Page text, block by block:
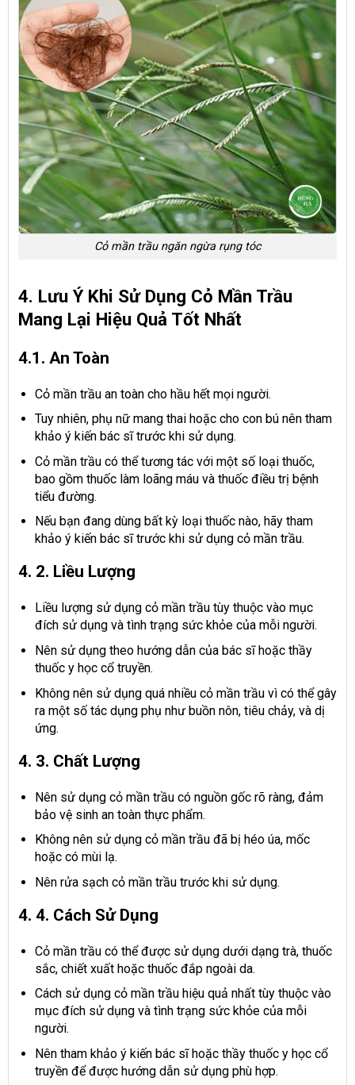
Cỏ mần trầu ngăn ngừa rụng tóc
4. Lưu Ý Khi Sử Dụng Cỏ Mần Trầu
Mang Lại Hiệu Quả Tốt Nhất
4.1. An Toàn
Cỏ mần trầu an toàn cho hầu hết mọi người.
Tuy nhiên, phụ nữ mang thai hoặc cho con bú nên tham
khảo ý kiến ​​bác sĩ trước khi sử dụng.
Cỏ mần trầu có thể tương tác với một số loại thuốc,
bao gồm thuốc làm loãng máu và thuốc điều trị bệnh
tiểu đường.
Nếu bạn đang dùng bất kỳ loại thuốc nào, hãy tham
khảo ý kiến ​​bác sĩ trước khi sử dụng cỏ mần trầu.
4. 2. Liều Lượng
Liều lượng sử dụng cỏ mần trầu tùy thuộc vào mục
đích sử dụng và tình trạng sức khỏe của mỗi người.
Nên sử dụng theo hướng dẫn của bác sĩ hoặc thầy
thuốc y học cổ truyền.
Không nên sử dụng quá nhiều cỏ mần trầu vì có thể gây
ra một số tác dụng phụ như buồn nôn, tiêu chảy, và dị
ứng.
4. 3. Chất Lượng
Nên sử dụng cỏ mần trầu có nguồn gốc rõ ràng, đảm
bảo vệ sinh an toàn thực phẩm.
Không nên sử dụng cỏ mần trầu đã bị héo úa, mốc
hoặc có mùi lạ.
Nên rửa sạch cỏ mần trầu trước khi sử dụng.
4. 4. Cách Sử Dụng
Cỏ mần trầu có thể được sử dụng dưới dạng trà, thuốc
sắc, chiết xuất hoặc thuốc đắp ngoài da.
Cách sử dụng cỏ mần trầu hiệu quả nhất tùy thuộc vào
mục đích sử dụng và tình trạng sức khỏe của mỗi
người.
Nên tham khảo ý kiến ​​bác sĩ hoặc thầy thuốc y học cổ
truyền để được hướng dẫn sử dụng phù hợp.